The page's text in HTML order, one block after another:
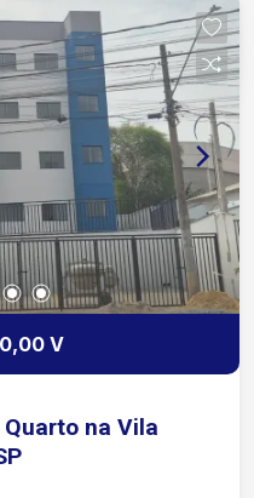
V
na Vila